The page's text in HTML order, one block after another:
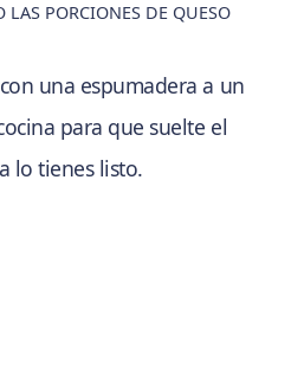
LAS PORCIONES DE QUESO
con una espumadera a un
para que suelte el
lo tienes listo.